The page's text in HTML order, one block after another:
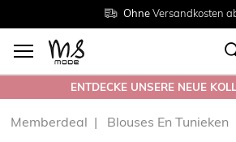
OhneVersandkosten
Grösse38 - 54
Rückgabe innerhalb 30
ENTDECKE UNSERE NEUE
Memberdeal Blouses En Tunieken